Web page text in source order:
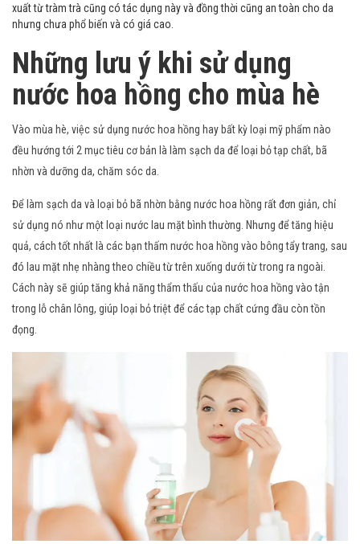
xuất từ tràm trà cũng có tác dụng này và đồng thời cũng an toàn cho da
nhưng chưa phổ biến và có giá cao.
Những lưu ý khi sử dụng
nước hoa hồng cho mùa hè
Vào mùa hè, việc sử dụng nước hoa hồng hay bất kỳ loại mỹ phẩm nào
đều hướng tới 2 mục tiêu cơ bản là làm sạch da để loại bỏ tạp chất, bã
nhờn và dưỡng da, chăm sóc da.
Để làm sạch da và loại bỏ bã nhờn bằng nước hoa hồng rất đơn giản, chỉ
sử dụng nó như một loại nước lau mặt bình thường. Nhưng để tăng hiệu
quả, cách tốt nhất là các bạn thấm nước hoa hồng vào bông tẩy trang, sau
đó lau mặt nhẹ nhàng theo chiều từ trên xuống dưới từ trong ra ngoài.
Cách này sẽ giúp tăng khả năng thẩm thấu của nước hoa hồng vào tận
trong lỗ chân lông, giúp loại bỏ triệt để các tạp chất cứng đầu còn tồn
đọng.